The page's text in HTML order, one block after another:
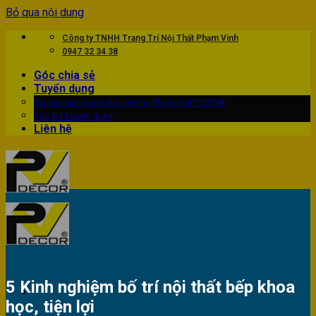
Bỏ qua nội dung
Công ty TNHH Trang Trí Nội Thất Phạm Vinh
0947 32 34 38
Góc chia sẻ
Tuyển dụng
Tại sao bạn muốn làm việc tại Phạm Vinh DECOR
Các vị trí tuyển dụng
Liên hệ
5 Kinh nghiệm bố trí nội thất bếp khoa
học, tiện lợi